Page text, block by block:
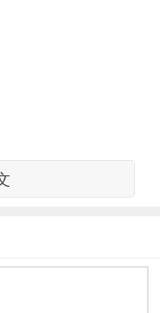
是什么时候吗？
。
服务报告》数据显
营业网点22.86万
88.67%。